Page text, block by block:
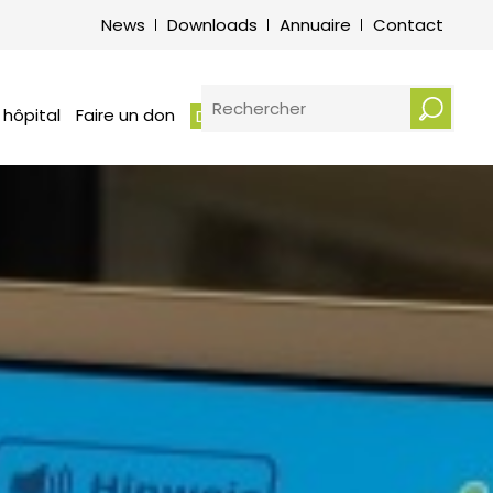
de médiation hospitalière
Faire un don
Demander un rendez-vous
News Downloads Annuaire Contact